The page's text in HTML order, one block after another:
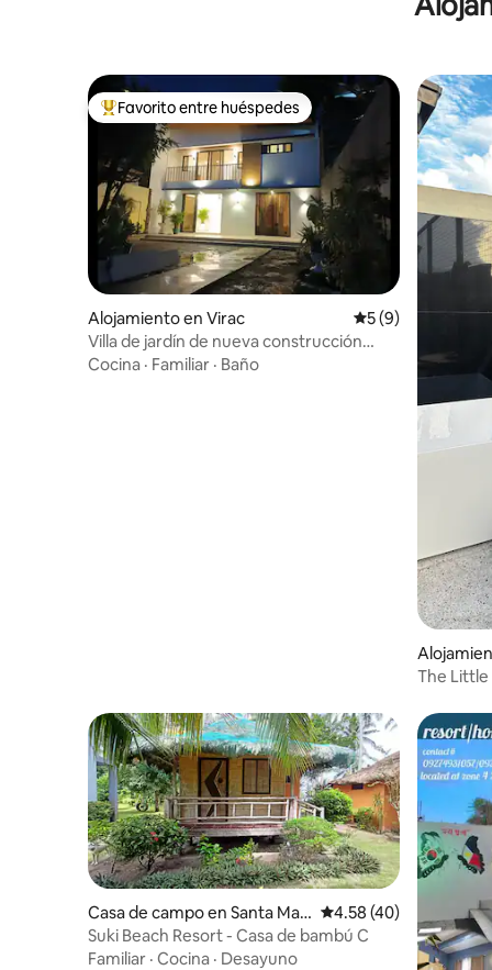
Favorito entre huéspedes preferido
Favorito entre huéspedes
Alojamiento en Virac Calificación
5 (9)
Villa de jardín de nueva construcción
(Placida)
Cocina · Familiar · Baño
The Little
Casa de campo en Santa Mag
dalena
Calificación
4.58 (40)
Suki Beach Resort - Casa de bambú C
Familiar · Cocina · Desayuno